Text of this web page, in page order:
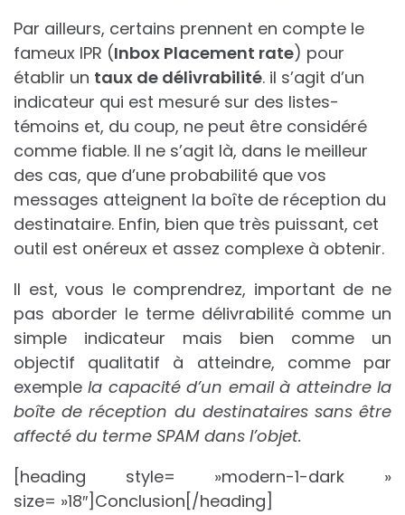
Par ailleurs, certains prennent en compte le
fameux IPR (Inbox Placement rate) pour
établir un taux de délivrabilité. il s’agit d’un
indicateur qui est mesuré sur des listes-
témoins et, du coup, ne peut être considéré
comme fiable. Il ne s’agit là, dans le meilleur
des cas, que d’une probabilité que vos
messages atteignent la boîte de réception du
destinataire. Enfin, bien que très puissant, cet
outil est onéreux et assez complexe à obtenir.
Il est, vous le comprendrez, important de ne
pas aborder le terme délivrabilité comme un
simple indicateur mais bien comme un
objectif qualitatif à atteindre, comme par
exemplela capacité d’un email à atteindre la
boîte de réception du destinataires sans être
affecté du terme SPAM dans l’objet.
[heading style= »modern-1-dark »
size= »18″]Conclusion[/heading]